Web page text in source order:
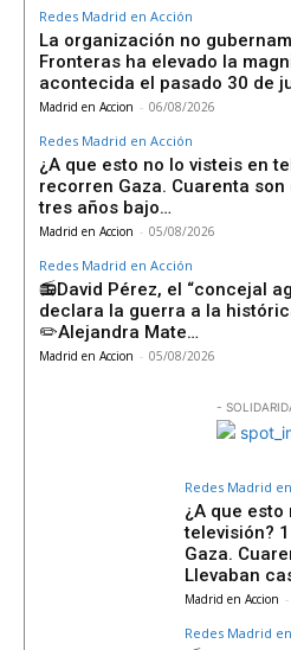
Redes Madrid en Acción
La organización no
Fronteras ha elevado la
acontecida el pasado 30 de
Madrid en Accion - 06/08/2026
Redes Madrid en Acción
¿A que esto no lo visteis en
recorren Gaza. Cuarenta
tres años bajo…
Madrid en Accion - 05/08/2026
Redes Madrid en Acción
📻David Pérez, el “concejal
declara la guerra a la
✏️Alejandra Mate…
Madrid en Accion - 05/08/2026
-
Redes Madrid
¿A que esto
televisión?
Gaza.
Llevaban
Madrid en Accion -
Redes Madrid